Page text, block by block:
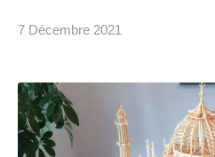
7 Décembre 2021